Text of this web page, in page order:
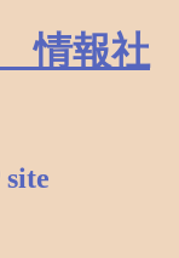
情報社